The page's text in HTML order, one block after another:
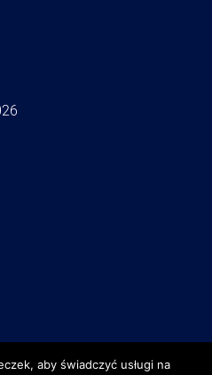
aby świadczyć usługi na